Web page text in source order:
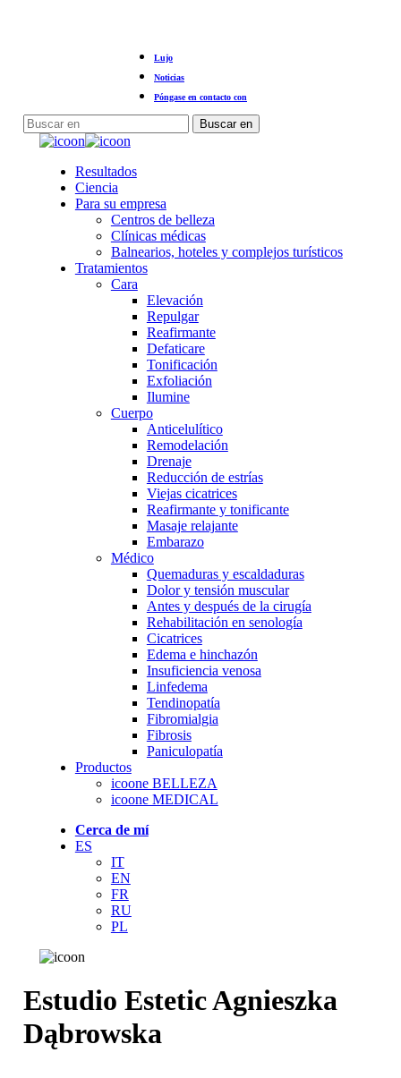
Lujo
Noticias
Póngase en contacto con
Buscar en
Cerrar
Menú
Resultados
Ciencia
Para su empresa
Centros de belleza
Clínicas médicas
Balnearios, hoteles y complejos turísticos
Tratamientos
Cara
Elevación
Repulgar
Reafirmante
Defaticare
Tonificación
Exfoliación
Ilumine
Cuerpo
Anticelulítico
Remodelación
Drenaje
Reducción de estrías
Viejas cicatrices
Reafirmante y tonificante
Masaje relajante
Embarazo
Médico
Quemaduras y escaldaduras
Dolor y tensión muscular
Antes y después de la cirugía
Rehabilitación en senología
Cicatrices
Edema e hinchazón
Insuficiencia venosa
Linfedema
Tendinopatía
Fibromialgia
Fibrosis
Paniculopatía
Productos
icoone BELLEZA
icoone MEDICAL
Cerca de mí
ES
IT
EN
FR
RU
PL
Estudio Estetic Agnieszka
Dąbrowska